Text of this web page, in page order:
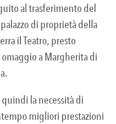
al trasferimento del
di proprietà della
il Teatro, presto
a Margherita di
la necessità di
migliori prestazioni